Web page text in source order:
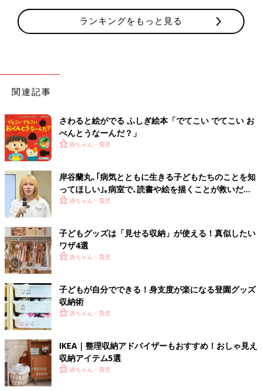
ランキングをもっと見る
関連記事
さわると絵がでる ふしぎ絵本「でてこい でてこい お
べんとうなーんだ？」
赤ちゃん・育児
岸谷蘭丸､｢病気とともに生きる子どもたちのことを知
ってほしい｣｡病室で､読書や絵を描くことが救いだっ
た自身の幼少期を経て…
赤ちゃん・育児
子どもグッズは「見せる収納」が使える！真似したい
ワザ4選
赤ちゃん・育児
子どもが自分でできる！身支度が楽になる登園グッズ
収納術
赤ちゃん・育児
IKEA｜整理収納アドバイザーもおすすめ！おしゃ見え
収納アイテム5選
赤ちゃん・育児